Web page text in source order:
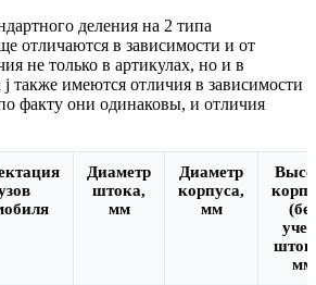
деления на 2 типа
отличаются в зависимости и от
не только в артикулах, но и в
также имеются отличия в зависимости
факту они одинаковы, и отличия
Диаметр
штока,
мм
Диаметр
корпуса,
мм
(без
мм